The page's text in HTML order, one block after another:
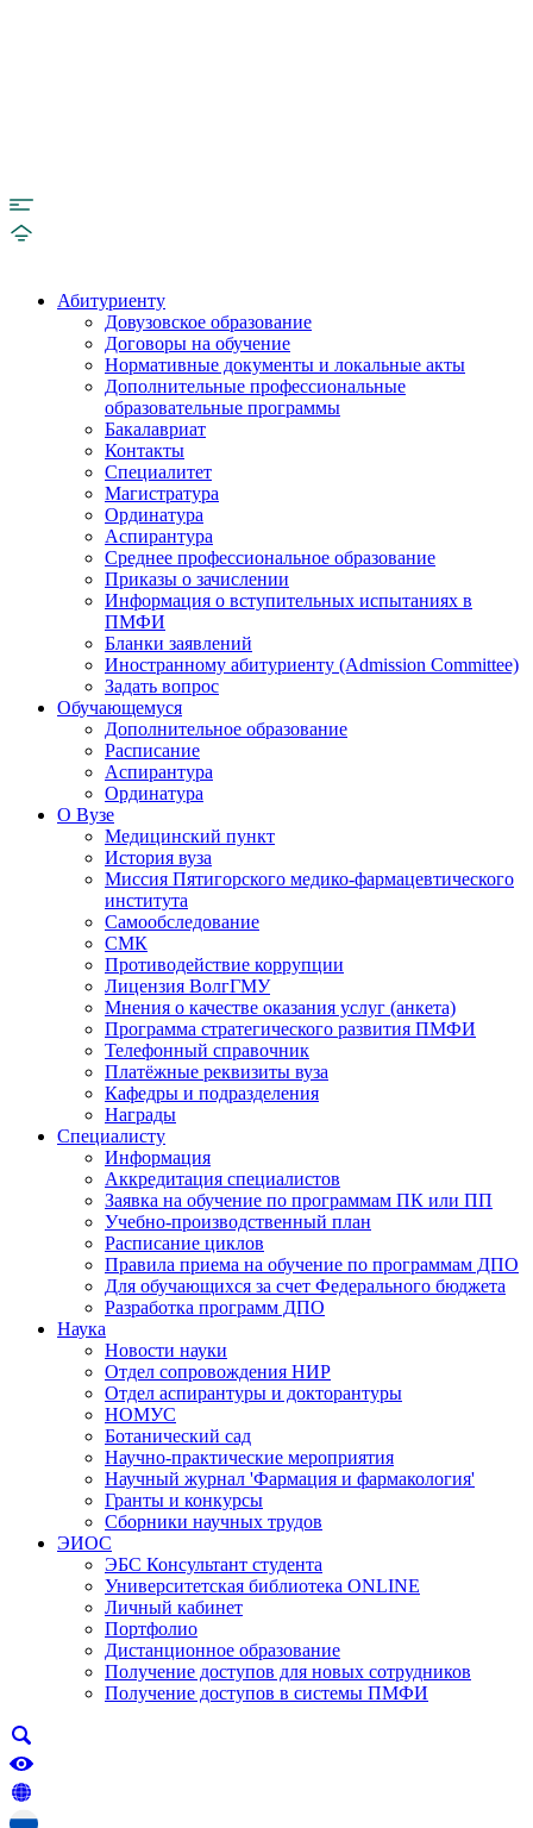
Абитуриенту
Довузовское образование
Договоры на обучение
Нормативные документы и локальные акты
Дополнительные профессиональные
образовательные программы
Бакалавриат
Контакты
Специалитет
Магистратура
Ординатура
Аспирантура
Среднее профессиональное образование
Приказы о зачислении
Информация о вступительных испытаниях в
ПМФИ
Бланки заявлений
Иностранному абитуриенту (Admission Committee)
Задать вопрос
Обучающемуся
Дополнительное образование
Расписание
Аспирантура
Ординатура
О Вузе
Медицинский пункт
История вуза
Миссия Пятигорского медико-фармацевтического
института
Самообследование
СМК
Противодействие коррупции
Лицензия ВолгГМУ
Мнения о качестве оказания услуг (анкета)
Программа стратегического развития ПМФИ
Телефонный справочник
Платёжные реквизиты вуза
Кафедры и подразделения
Награды
Специалисту
Информация
Аккредитация специалистов
Заявка на обучение по программам ПК или ПП
Учебно-производственный план
Расписание циклов
Правила приема на обучение по программам ДПО
Для обучающихся за счет Федерального бюджета
Разработка программ ДПО
Наука
Новости науки
Отдел сопровождения НИР
Отдел аспирантуры и докторантуры
НОМУС
Ботанический сад
Научно-практические мероприятия
Научный журнал 'Фармация и фармакология'
Гранты и конкурсы
Сборники научных трудов
ЭИОС
ЭБС Консультант студента
Университетская библиотека ONLINE
Личный кабинет
Портфолио
Дистанционное образование
Получение доступов для новых сотрудников
Получение доступов в системы ПМФИ